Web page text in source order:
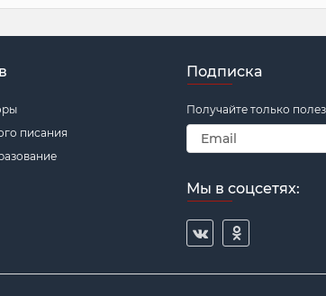
писания
Подписка
Получайте только
Мы в соцсетях: